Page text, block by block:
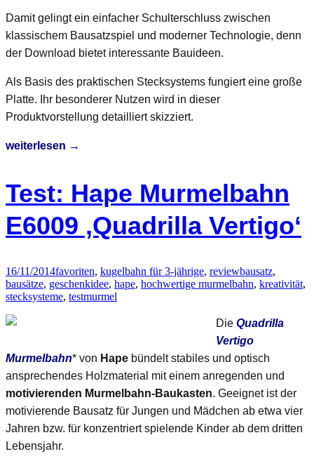
Damit gelingt ein einfacher Schulterschluss zwischen
klassischem Bausatzspiel und moderner Technologie, denn
der Download bietet interessante Bauideen.
Als Basis des praktischen Stecksystems fungiert eine große
Platte. Ihr besonderer Nutzen wird in dieser
Produktvorstellung detailliert skizziert.
Hubelino
der
Mega-
Baukasten
großer
Platte
&
Buch
weiterlesen →
Test: Hape Murmelbahn
E6009 ‚Quadrilla Vertigo‘
16/11/2014favoriten, kugelbahn für 3-jährige, reviewbausatz,
bausätze, geschenkidee, hape, hochwertige murmelbahn, kreativität,
stecksysteme, testmurmel
Die Quadrilla
Vertigo
Murmelbahn* von Hape bündelt stabiles und optisch
ansprechendes Holzmaterial mit einem anregenden und
motivierenden Murmelbahn-Baukasten. Geeignet ist der
motivierende Bausatz für Jungen und Mädchen ab etwa vier
Jahren bzw. für konzentriert spielende Kinder ab dem dritten
Lebensjahr.